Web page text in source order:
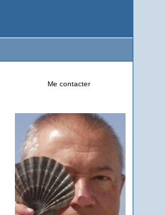
Me contacter